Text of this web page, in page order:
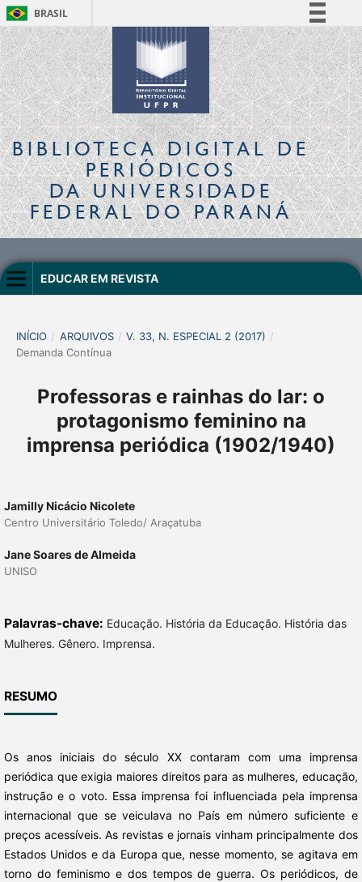
BRASIL
Simplifique!
Comunica BR
Participe
Acesso à informação
Legislação
Canais
BIBLIOTECA DIGITALDE
PERIÓDICOS
DA UNIVERSIDADE
FEDERAL DO PARANÁ
EDUCAR EM REVISTA
INÍCIO / ARQUIVOS / V. 33, N. ESPECIAL 2 (2017) /
Demanda Contínua
Professoras e rainhas do lar: o
protagonismo feminino na
imprensa periódica (1902/1940)
Jamilly Nicácio Nicolete
Centro Universitário Toledo/ Araçatuba
Jane Soares de Almeida
UNISO
Palavras-chave: Educação. História da Educação. História das
Mulheres. Gênero. Imprensa.
RESUMO
Os anos iniciais do século XX contaram com uma imprensa
periódica que exigia maiores direitos para as mulheres, educação,
instrução e o voto. Essa imprensa foi influenciada pela imprensa
internacional que se veiculava no País em número suficiente e
preços acessíveis. As revistas e jornais vinham principalmente dos
Estados Unidos e da Europa que, nesse momento, se agitava em
torno do feminismo e dos tempos de guerra. Os periódicos, de